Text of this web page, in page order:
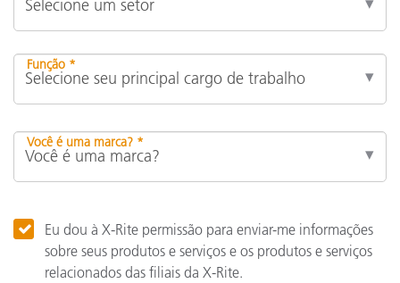
Função *
Você é uma marca? *
Eu dou à X-Rite permissão para enviar-me informações
sobre seus produtos e serviços e os produtos e serviços
relacionados das filiais da X-Rite.